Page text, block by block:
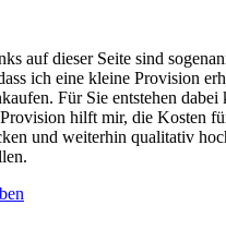
auf dieser Seite sind
ich eine kleine Provision
Für Sie entstehen dabei
hilft mir, die Kosten
und weiterhin qualitativ